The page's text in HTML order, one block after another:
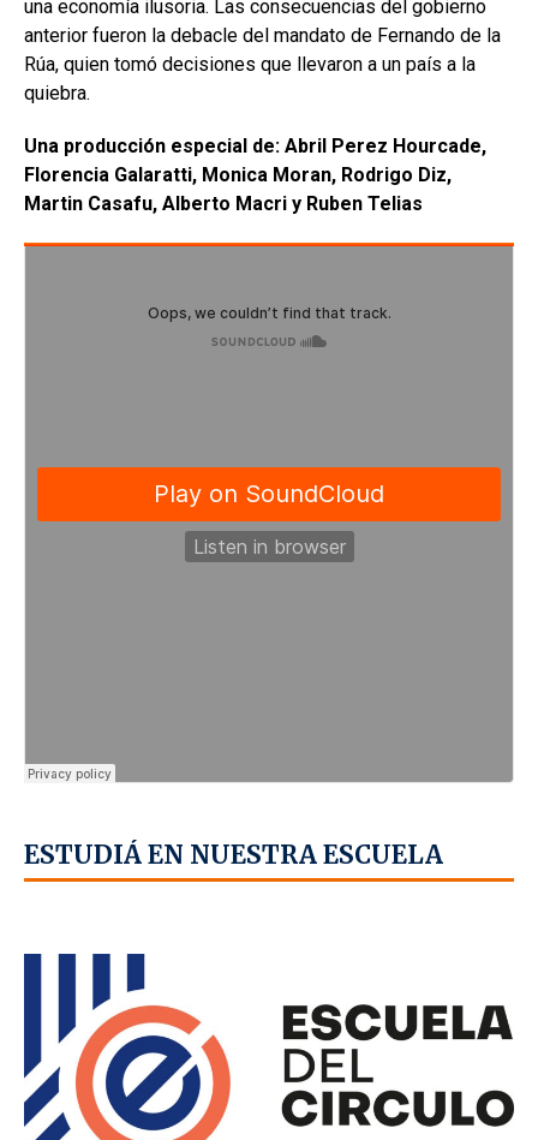
una economía ilusoria. Las consecuencias del gobierno
anterior fueron la debacle del mandato de Fernando de la
Rúa, quien tomó decisiones que llevaron a un país a la
quiebra.
Una producción especial de: Abril Perez Hourcade,
Florencia Galaratti, Monica Moran, Rodrigo Diz,
Martin Casafu, Alberto Macri y Ruben Telias
ESTUDIÁ EN NUESTRA ESCUELA